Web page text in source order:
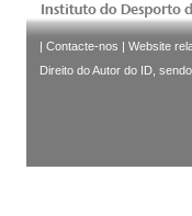
Contacte-nos Website
Direito do Autor do ID,